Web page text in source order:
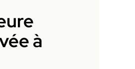
à